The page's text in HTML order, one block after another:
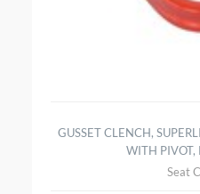
GUSSET CLENCH,
WITH PIVOT,
Seat